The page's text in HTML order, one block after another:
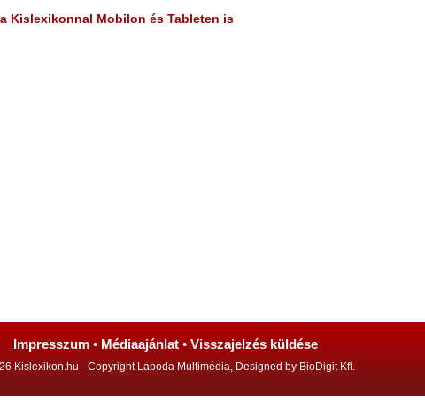
Kislexikonnal Mobilon és Tableten is
Impresszum • Médiaajánlat • Visszajelzés küldése
Kislexikon.hu - Copyright Lapoda Multimédia, Designed by BioDigit Kft.